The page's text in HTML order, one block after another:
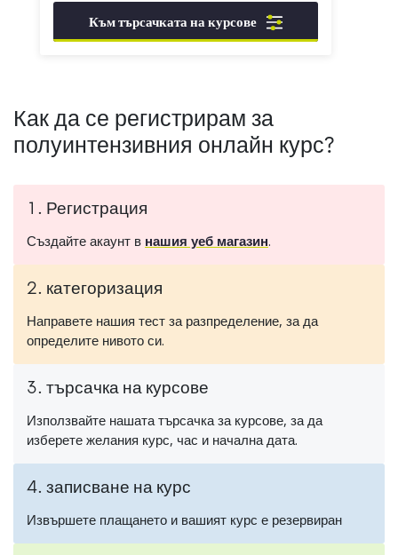
Към търсачката на курсове
Как да се регистрирам за
полуинтензивния онлайн курс?
1. Регистрация
Създайте акаунт в нашия уеб магазин.
2. категоризация
Направете нашия тест за разпределение, за да
определите нивото си.
3. търсачка на курсове
Използвайте нашата търсачка за курсове, за да
изберете желания курс, час и начална дата.
4. записване на курс
Извършете плащането и вашият курс е резервиран